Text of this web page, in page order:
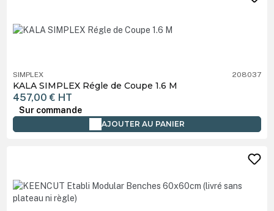
SIMPLEX 208037
KALA SIMPLEX Régle de Coupe 1.6 M
457,00 € HT
Sur commande
AJOUTER AU PANIER